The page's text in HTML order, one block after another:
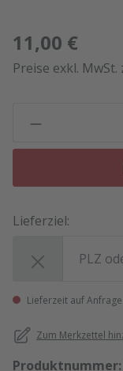
11,00 €
Preise exkl.
Lieferziel:
Lieferzeit auf Anfrage
Zum Merkzettel
Produktnummer: